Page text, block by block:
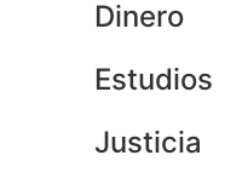
Dinero
Estudios
Justicia